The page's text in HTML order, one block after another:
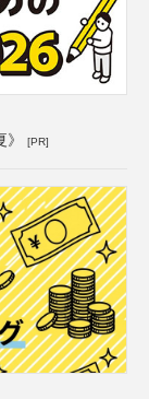
》 [PR]